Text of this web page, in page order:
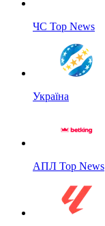
ЧС Top News
Україна
АПЛ Top News